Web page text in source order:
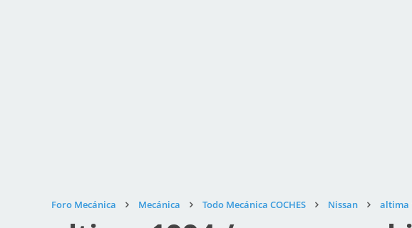
Foro Mecánica Mecánica Todo Mecánica COCHES Nissan altima